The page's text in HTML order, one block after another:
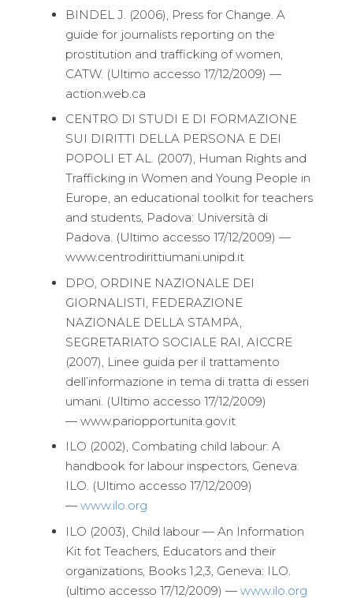
BINDEL J. (2006), Press for Change. A
guide for journalists reporting on the
prostitution and trafficking of women,
CATW. (Ultimo accesso 17/12/2009) —
action.web.ca
CENTRO DI STUDI E DI FORMAZIONE
SUI DIRITTI DELLA PERSONA E DEI
POPOLI ET AL. (2007), Human Rights and
Trafficking in Women and Young People in
Europe, an educational toolkit for teachers
and students, Padova: Università di
Padova. (Ultimo accesso 17/12/2009) —
www.centrodirittiumani.unipd.it
DPO, ORDINE NAZIONALE DEI
GIORNALISTI, FEDERAZIONE
NAZIONALE DELLA STAMPA,
SEGRETARIATO SOCIALE RAI, AICCRE
(2007), Linee guida per il trattamento
dell’informazione in tema di tratta di esseri
umani. (Ultimo accesso 17/12/2009)
— www.pariopportunita.gov.it
ILO (2002), Combating child labour: A
handbook for labour inspectors, Geneva:
ILO. (Ultimo accesso 17/12/2009)
— www.ilo.org
ILO (2003), Child labour — An Information
Kit fot Teachers, Educators and their
organizations, Books 1,2,3, Geneva: ILO.
(ultimo accesso 17/12/2009) — www.ilo.org